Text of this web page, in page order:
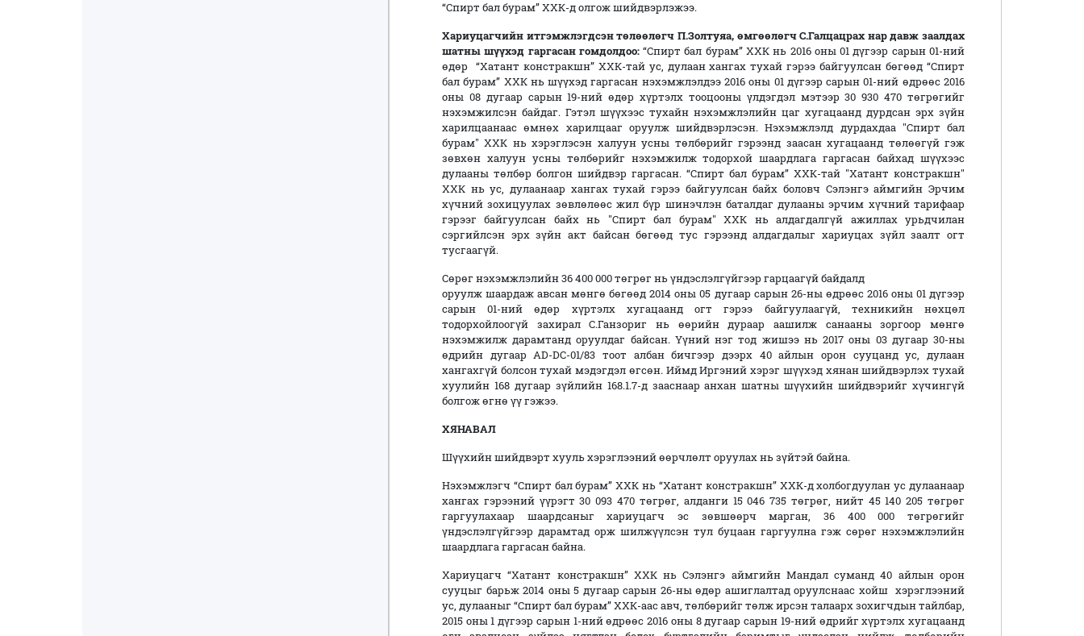
“Спирт бал бурам” ХХК-д олгож шийдвэрлэжээ.
Хариуцагчийн итгэмжлэгдсэн төлөөлөгч П.Золтуяа, өмгөөлөгч С.Галцацрах нар давж заалдах
шатны шүүхэд гаргасан гомдолдоо:“Спирт бал бурам” ХХК нь 2016 оны 01 дүгээр сарын 01-ний
өдөр “Хатант констракшн” ХХК-тай ус, дулаан хангах тухай гэрээ байгуулсан бөгөөд “Спирт
бал бурам” ХХК нь шүүхэд гаргасан нэхэмжлэлдээ 2016 оны 01 дүгээр сарын 01-ний өдрөөс 2016
оны 08 дугаар сарын 19-ний өдөр хүртэлх тооцооны үлдэгдэл мэтээр 30 930 470 төгрөгийг
нэхэмжилсэн байдаг. Гэтэл шүүхээс тухайн нэхэмжлэлийн цаг хугацаанд дурдсан эрх зүйн
харилцаанаас өмнөх харилцааг оруулж шийдвэрлэсэн. Нэхэмжлэлд дурдахдаа "Спирт бал
бурам" ХХК нь хэрэглэсэн халуун усны төлбөрийг гэрээнд заасан хугацаанд төлөөгүй гэж
зөвхөн халуун усны төлбөрийг нэхэмжилж тодорхой шаардлага гаргасан байхад шүүхээс
дулааны төлбөр болгон шийдвэр гаргасан. “Спирт бал бурам” ХХК-тай "Хатант констракшн"
ХХК нь ус, дулаанаар хангах тухай гэрээ байгуулсан байх боловч Сэлэнгэ аймгийн Эрчим
хүчний зохицуулах зөвлөлөөс жил бүр шинэчлэн баталдаг дулааны эрчим хүчний тарифаар
гэрээг байгуулсан байх нь "Спирт бал бурам" ХХК нь алдагдалгүй ажиллах урьдчилан
сэргийлсэн эрх зүйн акт байсан бөгөөд тус гэрээнд алдагдалыг хариуцах зүйл заалт огт
тусгаагүй.
Сөрөг нэхэмжлэлийн 36 400 000 төгрөг нь үндэслэлгүйгээр гарцаагүй байдалд
оруулж шаардаж авсан мөнгө бөгөөд 2014 оны 05 дугаар сарын 26-ны өдрөөс 2016 оны 01 дүгээр
сарын 01-ний өдөр хүртэлх хугацаанд огт гэрээ байгуулаагүй, техникийн нөхцөл
тодорхойлоогүй захирал С.Ганзориг нь өөрийн дураар аашилж санааны зоргоор мөнгө
нэхэмжилж дарамтанд оруулдаг байсан. Үүний нэг тод жишээ нь 2017 оны 03 дугаар 30-ны
өдрийн дугаар AD-DC-01/83 тоот албан бичгээр дээрх 40 айлын орон сууцанд ус, дулаан
хангахгүй болсон тухай мэдэгдэл өгсөн. Иймд Иргэний хэрэг шүүхэд хянан шийдвэрлэх тухай
хуулийн 168 дугаар зүйлийн 168.1.7-д зааснаар анхан шатны шүүхийн шийдвэрийг хүчингүй
болгож өгнө үү гэжээ.
ХЯНАВАЛ
Шүүхийн шийдвэрт хууль хэрэглээний өөрчлөлт оруулах нь зүйтэй байна.
Нэхэмжлэгч “Спирт бал бурам” ХХК нь “Хатант констракшн” ХХК-д холбогдуулан ус дулаанаар
хангах гэрээний үүрэгт 30 093 470 төгрөг, алданги 15 046 735 төгрөг, нийт 45 140 205 төгрөг
гаргуулахаар шаардсаныг хариуцагч эс зөвшөөрч марган, 36 400 000 төгрөгийг
үндэслэлгүйгээр дарамтад орж шилжүүлсэн тул буцаан гаргуулна гэж сөрөг нэхэмжлэлийн
шаардлага гаргасан байна.
Хариуцагч “Хатант констракшн” ХХК нь Сэлэнгэ аймгийн Мандал суманд 40 айлын орон
сууцыг барьж 2014 оны 5 дугаар сарын 26-ны өдөр ашиглалтад оруулснаас хойш хэрэглээний
ус, дулааныг “Спирт бал бурам” ХХК-аас авч, төлбөрийг төлж ирсэн талаарх зохигчдын тайлбар,
2015 оны 1 дүгээр сарын 1-ний өдрөөс 2016 оны 8 дугаар сарын 19-ний өдрийг хүртэлх хугацаанд